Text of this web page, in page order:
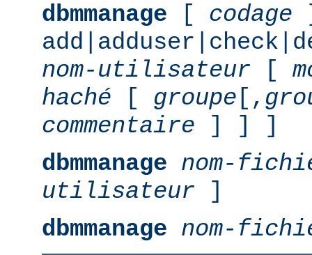
dbmmanage [ codage
nom-utilisateur [
haché [ groupe [,
commentaire ] ] ]
dbmmanage nom-
utilisateur ]
dbmmanage nom-